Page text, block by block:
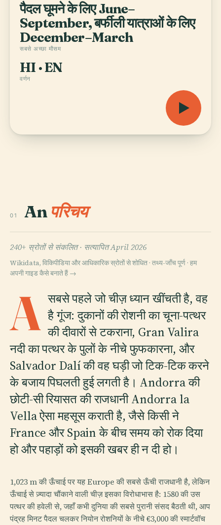
पैदल घूमने के लिए June–
September, बर्फीली यात्राओं के लिए
December–March
सबसे अच्छा मौसम
HI · EN
वर्णन
01 An परिचय
240+ स्रोतों से संकलित · सत्यापित April 2026
Wikidata, विकिपीडिया और आधिकारिक स्रोतों से शोधित · तथ्य-जाँच पूर्ण · हम
अपनी गाइड कैसे बनाते हैं →
A सबसे पहले जो चीज़ ध्यान खींचती है, वह
है गूंज: दुकानों की रोशनी का चूना-पत्थर
की दीवारों से टकराना, Gran Valira
नदी का पत्थर के पुलों के नीचे फुफकारना, और
Salvador Dalí की वह घड़ी जो टिक-टिक करने
के बजाय पिघलती हुई लगती है। Andorra की
छोटी-सी रियासत की राजधानी Andorra la
Vella ऐसा महसूस कराती है, जैसे किसी ने
France और Spain के बीच समय को रोक दिया
हो और पहाड़ों को इसकी खबर ही न दी हो।
1,023 m की ऊँचाई पर यह Europe की सबसे ऊँची राजधानी है, लेकिन
ऊँचाई से ज़्यादा चौंकाने वाली चीज़ इसका विरोधाभास है: 1580 की उस
पत्थर की हवेली से, जहाँ कभी दुनिया की सबसे पुरानी संसद बैठती थी, आप
पंद्रह मिनट पैदल चलकर नियोन रोशनियों के नीचे €3,000 की स्मार्टवॉच